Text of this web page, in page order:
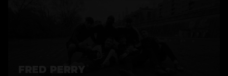
FRED PERRY